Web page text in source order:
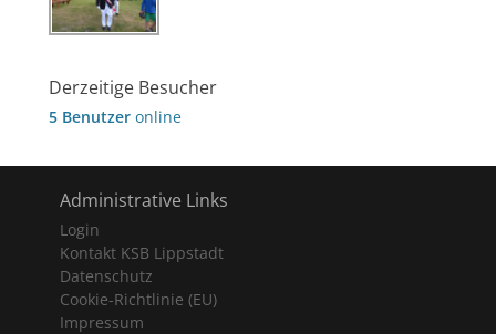
Derzeitige Besucher
5 Benutzer online
Administrative Links
Login
Kontakt KSB Lippstadt
Datenschutz
Cookie-Richtlinie (EU)
Impressum